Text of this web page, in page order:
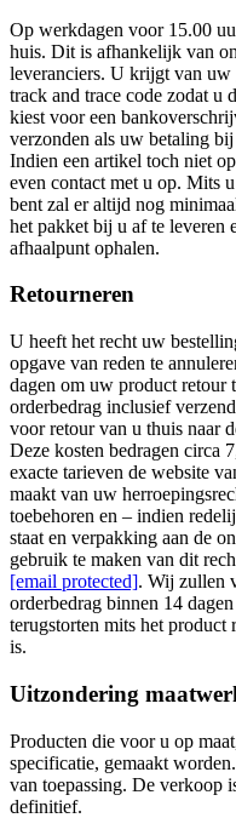
Op werkdagen voor 15.00
huis. Dit is afhankelijk van
leveranciers. U krijgt van uw
track and trace code zodat u
kiest voor een
verzonden als uw betaling
Indien een artikel toch niet
even contact met u op. Mits
bent zal er altijd nog
het pakket bij u af te leveren
afhaalpunt ophalen.
Retourneren
U heeft het recht uw
opgave van reden te
dagen om uw product retour
orderbedrag inclusief
voor retour van u thuis naar
Deze kosten bedragen circa
exacte tarieven de website
maakt van uw
toebehoren en – indien
staat en verpakking aan de
gebruik te maken van dit
[email protected]. Wij zullen
orderbedrag binnen 14
terugstorten mits het product
is.
Uitzondering
Producten die voor u op
specificatie, gemaakt
van toepassing. De verkoop
definitief.